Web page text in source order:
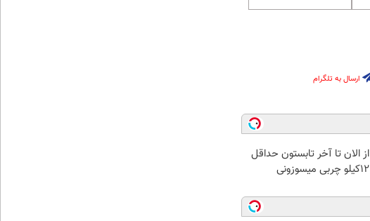
ارسال به تلگرام
از الان تا آخر تابستون حداقل
12کیلو چربی میسوزونی